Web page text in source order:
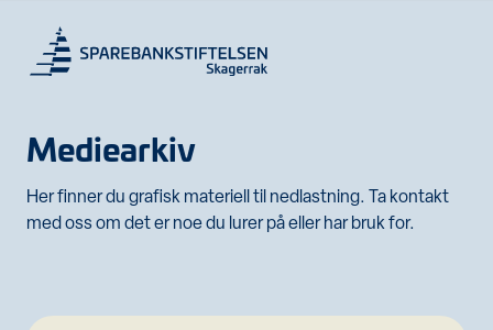
Mediearkiv
Her finner du grafisk materiell til nedlastning. Ta kontakt
med oss om det er noe du lurer på eller har bruk for.